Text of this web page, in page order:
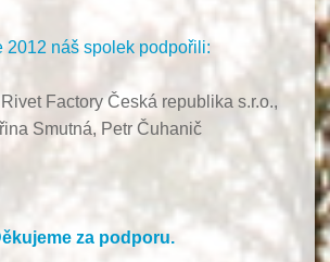
2012 náš spolek podpořili:
Factory Česká republika s.r.o.,
Smutná, Petr Čuhanič
za podporu.